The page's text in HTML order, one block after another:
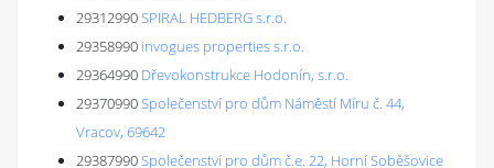
29312990SPIRAL HEDBERG s.r.o.
29358990 invogues properties s.r.o.
29364990 Dřevokonstrukce Hodonín, s.r.o.
29370990Společenství pro dům Náměstí Míru č. 44,
Vracov, 69642
29387990Společenství pro dům č.e. 22, Horní Soběšovice